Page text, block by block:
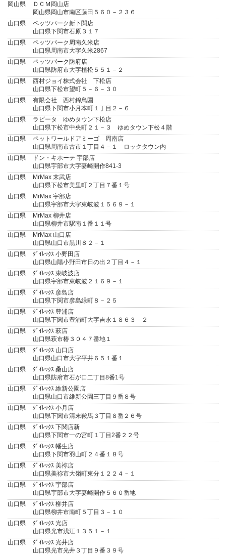
岡山県
ＤＣＭ岡山店
岡山県岡山市南区藤田５６０－２３６
山口県
ペッツパーク新下関店
山口県下関市石原３１７
山口県
ペッツパーク周南久米店
山口県周南市大字久米2867
山口県
ペッツパーク防府店
山口県防府市大字植松５５１－２
山口県
西村ジョイ株式会社 下松店
山口県下松市望町５－６－３０
山口県
有限会社 西村錦鳥園
山口県下関市小月本町１丁目２－６
山口県
ラビータ ゆめタウン下松店
山口県下松市中央町２１－３ ゆめタウン下松４階
山口県
ペットワールドアミーゴ 周南店
山口県周南市古市１丁目４－１ ロックタウン内
山口県
ドン・キホーテ 宇部店
山口県宇部市大字妻崎開作841-3
山口県
MrMax 末武店
山口県下松市美里町２丁目７番１号
山口県
MrMax 宇部店
山口県宇部市大字東岐波１５６９－１
山口県
MrMax 柳井店
山口県柳井市駅南１番１１号
山口県
MrMax 山口店
山口県山口市黒川８２－１
山口県
ﾀﾞｲﾚｯｸｽ 小野田店
山口県山陽小野田市日の出２丁目４－１
山口県
ﾀﾞｲﾚｯｸｽ 東岐波店
山口県宇部市東岐波２１６９－１
山口県
ﾀﾞｲﾚｯｸｽ 彦島店
山口県下関市彦島緑町８－２５
山口県
ﾀﾞｲﾚｯｸｽ 豊浦店
山口県下関市豊浦町大字吉永１８６３－２
山口県
ﾀﾞｲﾚｯｸｽ 萩店
山口県萩市椿３０４７番地１
山口県
ﾀﾞｲﾚｯｸｽ 山口店
山口県山口市大字平井６５１番１
山口県
ﾀﾞｲﾚｯｸｽ 桑山店
山口県防府市石が口二丁目8番1号
山口県
ﾀﾞｲﾚｯｸｽ 維新公園店
山口県山口市維新公園三丁目９番８号
山口県
ﾀﾞｲﾚｯｸｽ 小月店
山口県下関市清末鞍馬３丁目８番２６号
山口県
ﾀﾞｲﾚｯｸｽ 下関店新
山口県下関市一の宮町１丁目2番２２号
山口県
ﾀﾞｲﾚｯｸｽ 幡生店
山口県下関市羽山町２４番１８号
山口県
ﾀﾞｲﾚｯｸｽ 美祢店
山口県美祢市大嶺町東分１２２４－１
山口県
ﾀﾞｲﾚｯｸｽ 宇部店
山口県宇部市大字妻崎開作５６０番地
山口県
ﾀﾞｲﾚｯｸｽ 柳井店
山口県柳井市南町５丁目３－１０
山口県
ﾀﾞｲﾚｯｸｽ 光店
山口県光市浅江１３５１－１
山口県
ﾀﾞｲﾚｯｸｽ 光井店
山口県光市光井３丁目９番３９号